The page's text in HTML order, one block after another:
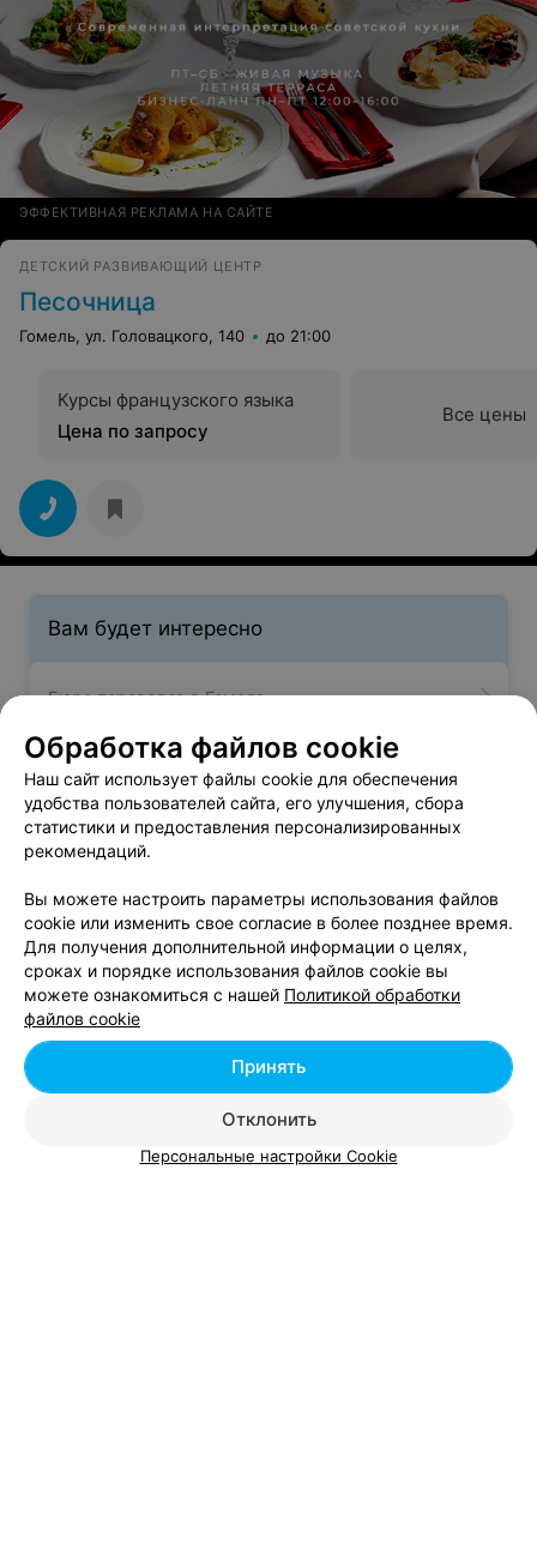
ЭФФЕКТИВНАЯ РЕКЛАМА НА САЙТЕ
ДЕТСКИЙ РАЗВИВАЮЩИЙ ЦЕНТР
Песочница
Гомель, ул. Головацкого, 140 до 21:00
Курсы французского языка
Цена по запросу
Все цены
Вам будет интересно
Бюро переводов в Гомеле
Подготовка к ЦТ по математике в Гомеле
Подготовка к ЦТ по химии в Гомеле
Добавить компанию
Добавить специалиста
Обработка файлов cookie
Наш сайт использует файлы cookie для обеспечения
удобства пользователей сайта, его улучшения, сбора
статистики и предоставления персонализированных
рекомендаций.
Вы можете настроить параметры использования файлов
cookie или изменить свое согласие в более позднее время.
Для получения дополнительной информации о целях,
сроках и порядке использования файлов cookie вы
можете ознакомиться с нашей Политикой обработки
файлов cookie
Отклонить
Принять
Персональные настройки Cookie